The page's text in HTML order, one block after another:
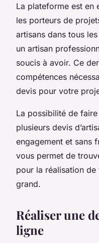
La plateforme est en
les porteurs de
artisans dans tous
un artisan
soucis à avoir. Ce
compétences
devis pour votre
La possibilité de
plusieurs devis
engagement et sans
vous permet de
pour la réalisation
grand.
Réaliser une
ligne